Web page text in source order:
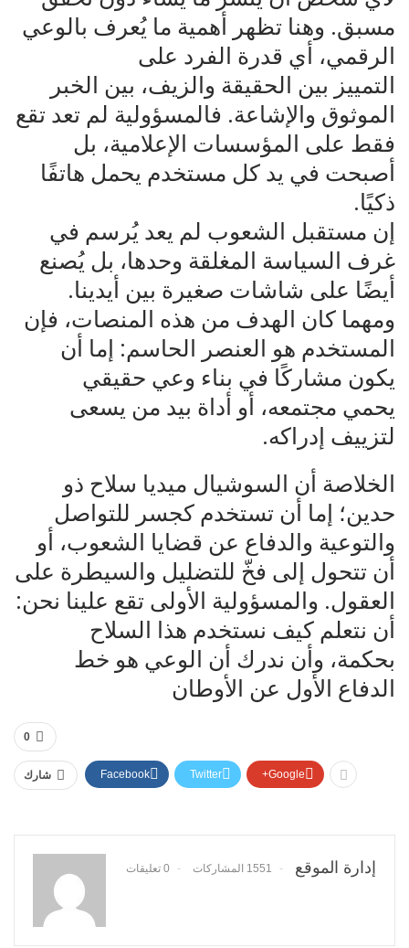
مسبق. وهنا تظهر أهمية ما يُعرف بالوعي
الرقمي، أي قدرة الفرد على
‌التمييز بين الحقيقة والزيف، بين الخبر
الموثوق والإشاعة. فالمسؤولية لم تعد تقع
فقط على المؤسسات الإعلامية، بل
‌أصبحت في يد كل مستخدم يحمل هاتفًا
ذكيًا.
‌إن مستقبل الشعوب لم يعد يُرسم في
غرف السياسة المغلقة وحدها، بل يُصنع
أيضًا على شاشات صغيرة بين أيدينا.
‌ومهما كان الهدف من هذه المنصات، فإن
المستخدم هو العنصر الحاسم: إما أن
يكون مشاركًا في بناء وعي حقيقي
‌يحمي مجتمعه، أو أداة بيد من يسعى
لتزييف إدراكه.
‌الخلاصة أن السوشيال ميديا سلاح ذو
حدين؛ إما أن تستخدم كجسر للتواصل
والتوعية والدفاع عن قضايا الشعوب، أو
‌أن تتحول إلى فخّ للتضليل والسيطرة على
العقول. والمسؤولية الأولى تقع علينا نحن:
أن نتعلم كيف نستخدم هذا السلاح
‌بحكمة، وأن ندرك أن الوعي هو خط
الدفاع الأول عن الأوطان
0
شارك Facebook Twitter Google+
إدارة الموقع 1551 المشاركات 0 تعليقات